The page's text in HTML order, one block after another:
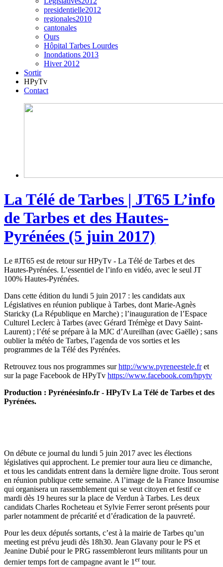
presidentielle2012
regionales2010
cantonales
Ours
Hôpital Tarbes Lourdes
Inondations 2013
Hiver 2012
Sortir
HPyTv
Contact
La Télé de Tarbes | JT65 L’info
de Tarbes et des Hautes-
Pyrénées (5 juin 2017)
Le #JT65 est de retour sur HPyTv - La Télé de Tarbes et des
Hautes-Pyrénées. L’essentiel de l’info en vidéo, avec le seul JT
100% Hautes-Pyrénées.
Dans cette édition du lundi 5 juin 2017 : les candidats aux
Législatives en réunion publique à Tarbes, dont Marie-Agnès
Staricky (La République en Marche) ; l’inauguration de l’Espace
Culturel Leclerc à Tarbes (avec Gérard Trémège et Davy Saint-
Laurent) ; l’été se prépare à la MJC d’Aureilhan (avec Gaëlle) ; sans
oublier la météo de Tarbes, l’agenda de vos sorties et les
programmes de la Télé des Pyrénées.
Retrouvez tous nos programmes surhttp://www.pyreneestele.fret
sur la page Facebook de HPyTv https://www.facebook.com/hpytv
Production : Pyrénéesinfo.fr - HPyTv La Télé de Tarbes et des
Pyrénées.
On débute ce journal du lundi 5 juin 2017 avec les élections
législatives qui approchent. Le premier tour aura lieu ce dimanche,
et tous les candidats entrent dans la dernière ligne droite. Tous seront
en réunion publique cette semaine. A l’image de la France Insoumise
qui organisera un rassemblement qui se veut citoyen et festif ce
mardi dès 19 heures sur la place de Verdun à Tarbes. Les deux
candidats Charles Rocheteau et Sylvie Ferrer seront présents pour
parler notamment de précarité et d’éradication de la pauvreté.
Pour les deux députés sortants, c’est à la mairie de Tarbes qu’un
meeting est prévu jeudi dès 18h30. Jean Glavany pour le PS et
Jeanine Dubié pour le PRG rassembleront leurs militants pour un
dernier temps fort de campagne avant le 1 ertour.